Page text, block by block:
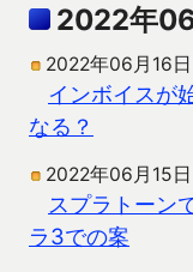
2022年
2022年06月16日
インボイスが
なる？
2022年06月15日
スプラトーン
ラ3での案